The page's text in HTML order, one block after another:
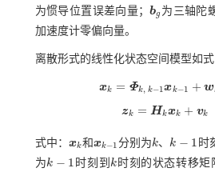
为惯导位置误差向量；bg
bg 为三轴陀
加速度计零偏向量。
离散形式的线性化状态空间模型如
xk = Φk, k−1xk−1 + w
xk= Φk , k-1 xk-1+wk-1
zk = Hkxk + vk
zk= Hk xk+vk
式中： xk
xk 和xk−1
xk-1 分别为k
k 、k − 1
k- 1 时
为k − 1
k- 1 时刻到k
k 时刻的状态转移矩